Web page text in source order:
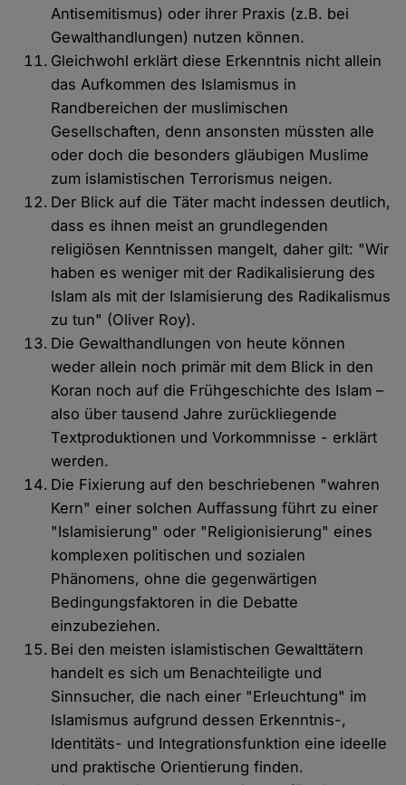
Antisemitismus) oder ihrer Praxis (z.B. bei
Gewalthandlungen) nutzen können.
Gleichwohl erklärt diese Erkenntnis nicht allein
das Aufkommen des Islamismus in
Randbereichen der muslimischen
Gesellschaften, denn ansonsten müssten alle
oder doch die besonders gläubigen Muslime
zum islamistischen Terrorismus neigen.
Der Blick auf die Täter macht indessen deutlich,
dass es ihnen meist an grundlegenden
religiösen Kenntnissen mangelt, daher gilt: "Wir
haben es weniger mit der Radikalisierung des
Islam als mit der Islamisierung des Radikalismus
zu tun" (Oliver Roy).
Die Gewalthandlungen von heute können
weder allein noch primär mit dem Blick in den
Koran noch auf die Frühgeschichte des Islam –
also über tausend Jahre zurückliegende
Textproduktionen und Vorkommnisse - erklärt
werden.
Die Fixierung auf den beschriebenen "wahren
Kern" einer solchen Auffassung führt zu einer
"Islamisierung" oder "Religionisierung" eines
komplexen politischen und sozialen
Phänomens, ohne die gegenwärtigen
Bedingungsfaktoren in die Debatte
einzubeziehen.
Bei den meisten islamistischen Gewalttätern
handelt es sich um Benachteiligte und
Sinnsucher, die nach einer "Erleuchtung" im
Islamismus aufgrund dessen Erkenntnis-,
Identitäts- und Integrationsfunktion eine ideelle
und praktische Orientierung finden.